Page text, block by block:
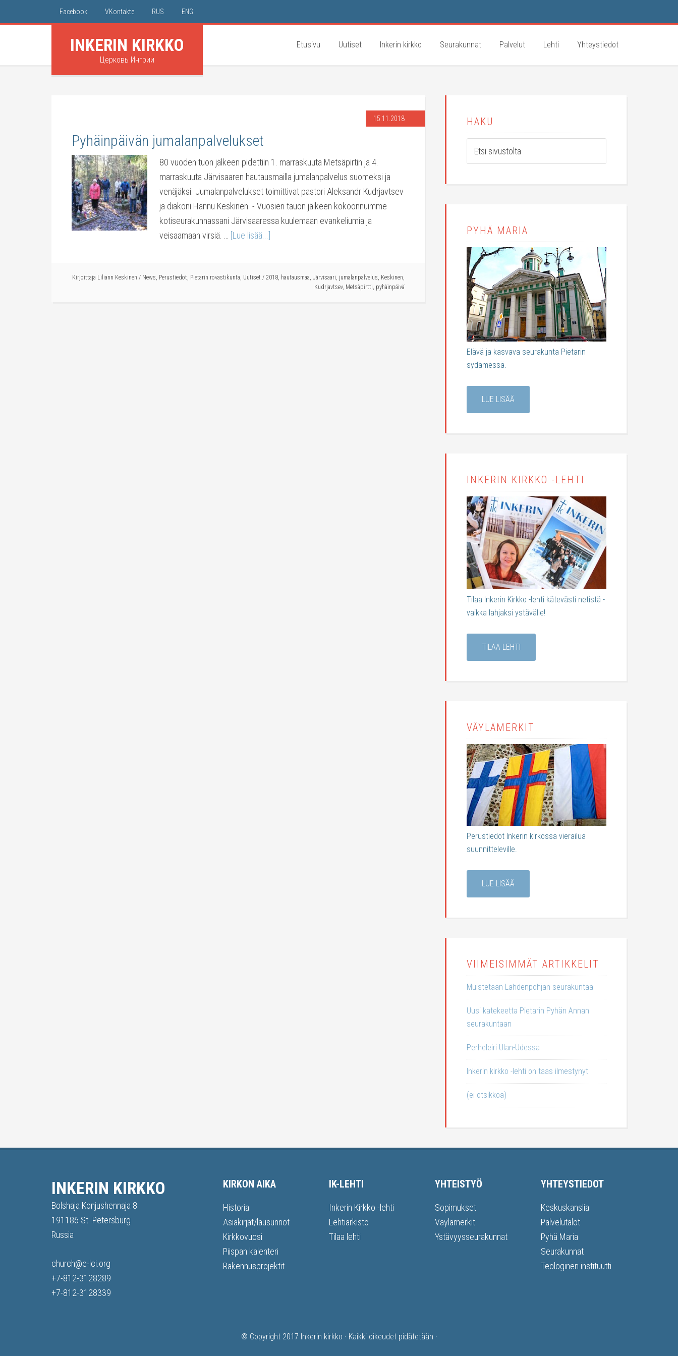
Facebook VKontakte RUS ENG
INKERIN KIRKKO
Церковь Ингрии
Etusivu Uutiset Inkerin kirkko Seurakunnat Palvelut Lehti Yhteystiedot
15.11.2018
Pyhäinpäivän jumalanpalvelukset
80 vuoden tuon jälkeen pidettiin 1. marraskuuta Metsäpirtin ja 4.
marraskuuta Järvisaaren hautausmailla jumalanpalvelus suomeksi ja
venäjäksi. Jumalanpalvelukset toimittivat pastori Aleksandr Kudrjavtsev
ja diakoni Hannu Keskinen. - Vuosien tauon jälkeen kokoonnuimme
kotiseurakunnassani Järvisaaressa kuulemaan evankeliumia ja
veisaamaan virsiä. …
[Lue lisää...]
Kirjoittaja Liliann Keskinen / News, Perustiedot, Pietarin rovastikunta, Uutiset / 2018, hautausmaa, Järvisaari, jumalanpalvelus, Keskinen,
Kudrjavtsev, Metsäpirtti, pyhäinpäivä
HAKU
PYHÄ MARIA
Elävä ja kasvava seurakunta Pietarin
sydämessä.
LUE LISÄÄ
INKERIN KIRKKO -LEHTI
Tilaa Inkerin Kirkko -lehti kätevästi netistä -
vaikka lahjaksi ystävälle!
TILAA LEHTI
VÄYLÄMERKIT
Perustiedot Inkerin kirkossa vierailua
suunnitteleville.
LUE LISÄÄ
VIIMEISIMMÄT ARTIKKELIT
Muistetaan Lahdenpohjan seurakuntaa
Uusi katekeetta Pietarin Pyhän Annan
seurakuntaan
Perheleiri Ulan-Udessa
Inkerin kirkko -lehti on taas ilmestynyt
(ei otsikkoa)
INKERIN KIRKKO
Bolshaja Konjushennaja 8
191186 St. Petersburg
Russia
church@e-lci.org
+7-812-3128289
+7-812-3128339
KIRKON AIKA
Historia
Asiakirjat/lausunnot
Kirkkovuosi
Piispan kalenteri
Rakennusprojektit
IK-LEHTI
Inkerin Kirkko -lehti
Lehtiarkisto
Tilaa lehti
YHTEISTYÖ
Sopimukset
Väylämerkit
Ystävyysseurakunnat
YHTEYSTIEDOT
Keskuskanslia
Palvelutalot
Pyhä Maria
Seurakunnat
Teologinen instituutti
© Copyright 2017 Inkerin kirkko · Kaikki oikeudet pidätetään ·